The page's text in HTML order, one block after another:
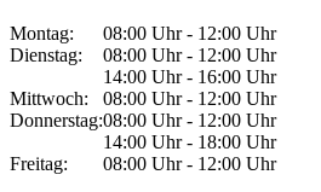
Montag:
08:00 Uhr - 12:00 Uhr
Dienstag:
08:00 Uhr - 12:00 Uhr
14:00 Uhr - 16:00 Uhr
Mittwoch:
08:00 Uhr - 12:00 Uhr
Donnerstag:08:00 Uhr - 12:00 Uhr
14:00 Uhr - 18:00 Uhr
Freitag:
08:00 Uhr - 12:00 Uhr